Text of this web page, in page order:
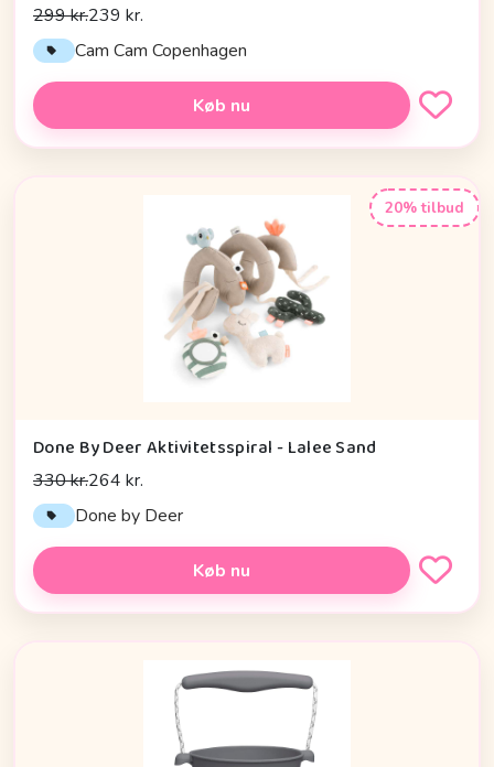
299 kr.239 kr.
Cam Cam Copenhagen
Køb nu
20% tilbud
Done By Deer Aktivitetsspiral - Lalee Sand
330 kr.264 kr.
Done by Deer
Køb nu